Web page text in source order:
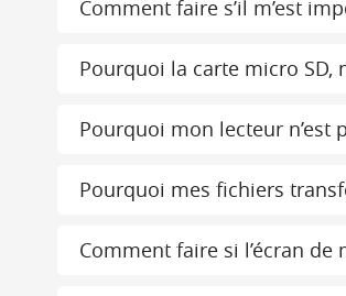
Comment faire s’il m’est
Pourquoi la carte micro SD,
Pourquoi mon lecteur n’est
Pourquoi mes fichiers
Comment faire si l’écran